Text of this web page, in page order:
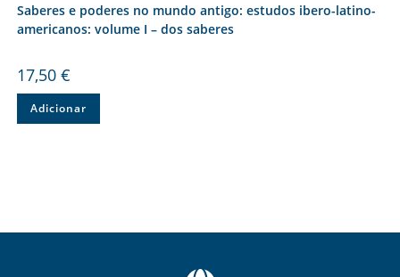
Saberes e poderes no mundo antigo: estudos ibero-latino-
americanos: volume I – dos saberes
17,50 €
Adicionar